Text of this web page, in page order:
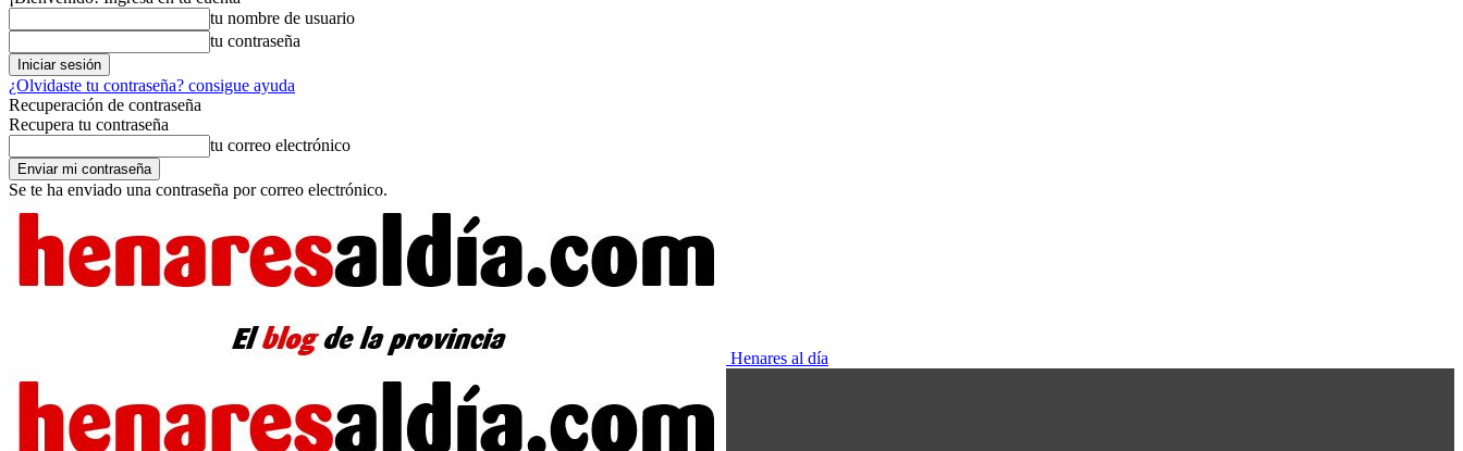
tu nombre de usuario
tu contraseña
¿Olvidaste tu contraseña? consigue ayuda
Recuperación de contraseña
Recupera tu contraseña
tu correo electrónico
Se te ha enviado una contraseña por correo electrónico.
Henares al día